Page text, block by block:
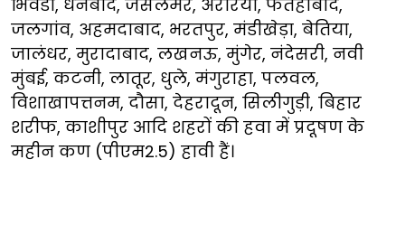
भिवंडी, धनबाद, जैसलमेर, अररिया, फतेहाबाद,
जलगांव, अहमदाबाद, भरतपुर, मंडीखेड़ा, बेतिया,
जालंधर, मुरादाबाद, लखनऊ, मुंगेर, नंदेसरी, नवी
मुंबई, कटनी, लातूर, धुले, मंगुराहा, पलवल,
विशाखापत्तनम, दौसा, देहरादून, सिलीगुड़ी, बिहार
शरीफ, काशीपुर आदि शहरों की हवा में प्रदूषण के
महीन कण (पीएम2.5) हावी हैं।